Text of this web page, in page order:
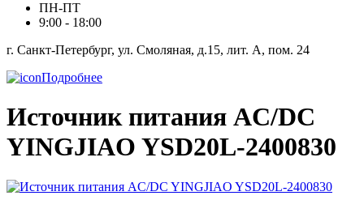
ПН-ПТ
9:00 - 18:00
г. Санкт-Петербург, ул. Смоляная, д.15, лит. А, пом. 24
Подробнее
Источник питания AC/DC
YINGJIAO YSD20L-2400830